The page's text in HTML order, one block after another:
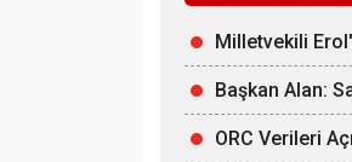
Milletvekili
Başkan Alan:
ORC Verileri